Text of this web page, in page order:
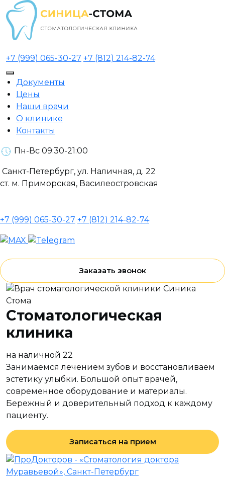
+7 (999) 065-30-27 +7 (812) 214-82-74
Документы
Цены
Наши врачи
О клинике
Контакты
Пн-Вс 09:30-21:00
Санкт-Петербург, ул. Наличная, д. 22
ст. м. Приморская, Василеостровская
+7 (999) 065-30-27 +7 (812) 214-82-74
Заказать звонок
Стоматологическая
клиника
на наличной 22
Занимаемся лечением зубов и восстановливаем
эстетику улыбки. Большой опыт врачей,
современное оборудование и материалы.
Бережный и доверительный подход к каждому
пациенту.
Записаться на прием